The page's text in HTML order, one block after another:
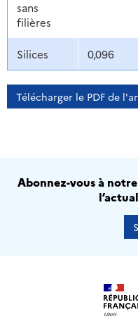
sans
filières
Silices 0,096
Télécharger le PDF de
Abonnez-vous à